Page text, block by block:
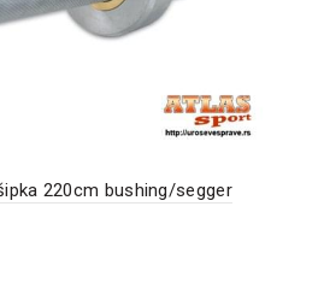
220cm bushing/segger